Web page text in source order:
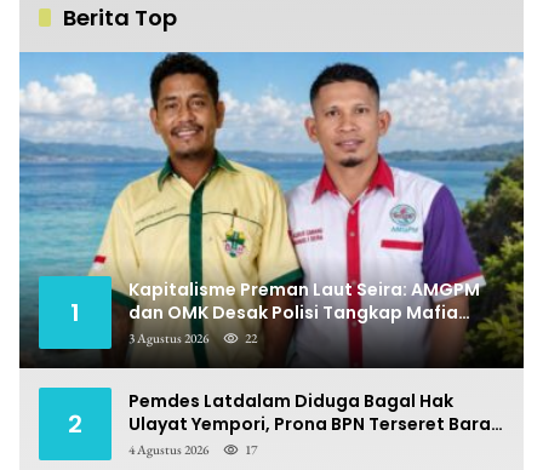
Berita Top
1
Kapitalisme Preman Laut Seira: AMGPM
dan OMK Desak Polisi Tangkap Mafia
Pungli
3 Agustus 2026 22
2
Pemdes Latdalam Diduga Bagal Hak
Ulayat Yempori, Prona BPN Terseret Bara
Sengketa
4 Agustus 2026 17